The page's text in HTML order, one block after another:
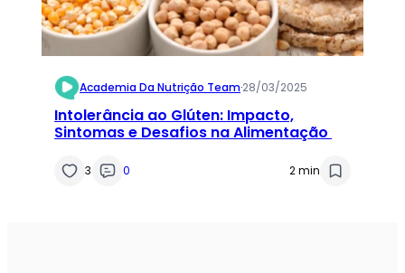
Academia Da Nutrição Team·28/03/2025
Intolerância ao Glúten: Impacto,
Sintomas e Desafios na Alimentação
3 0 2 min